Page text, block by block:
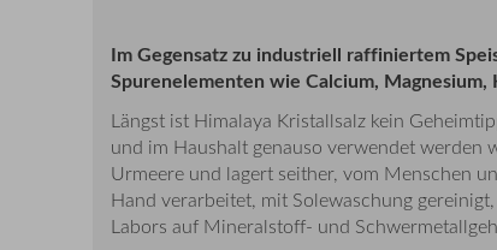
Im Gegensatz zu industriell raffiniertem
Spurenelementen wie Calcium,
Längst ist Himalaya Kristallsalz kein
und im Haushalt genauso verwendet werden
Urmeere und lagert seither, vom Menschen
Hand verarbeitet, mit Solewaschung
Labors auf Mineralstoff- und